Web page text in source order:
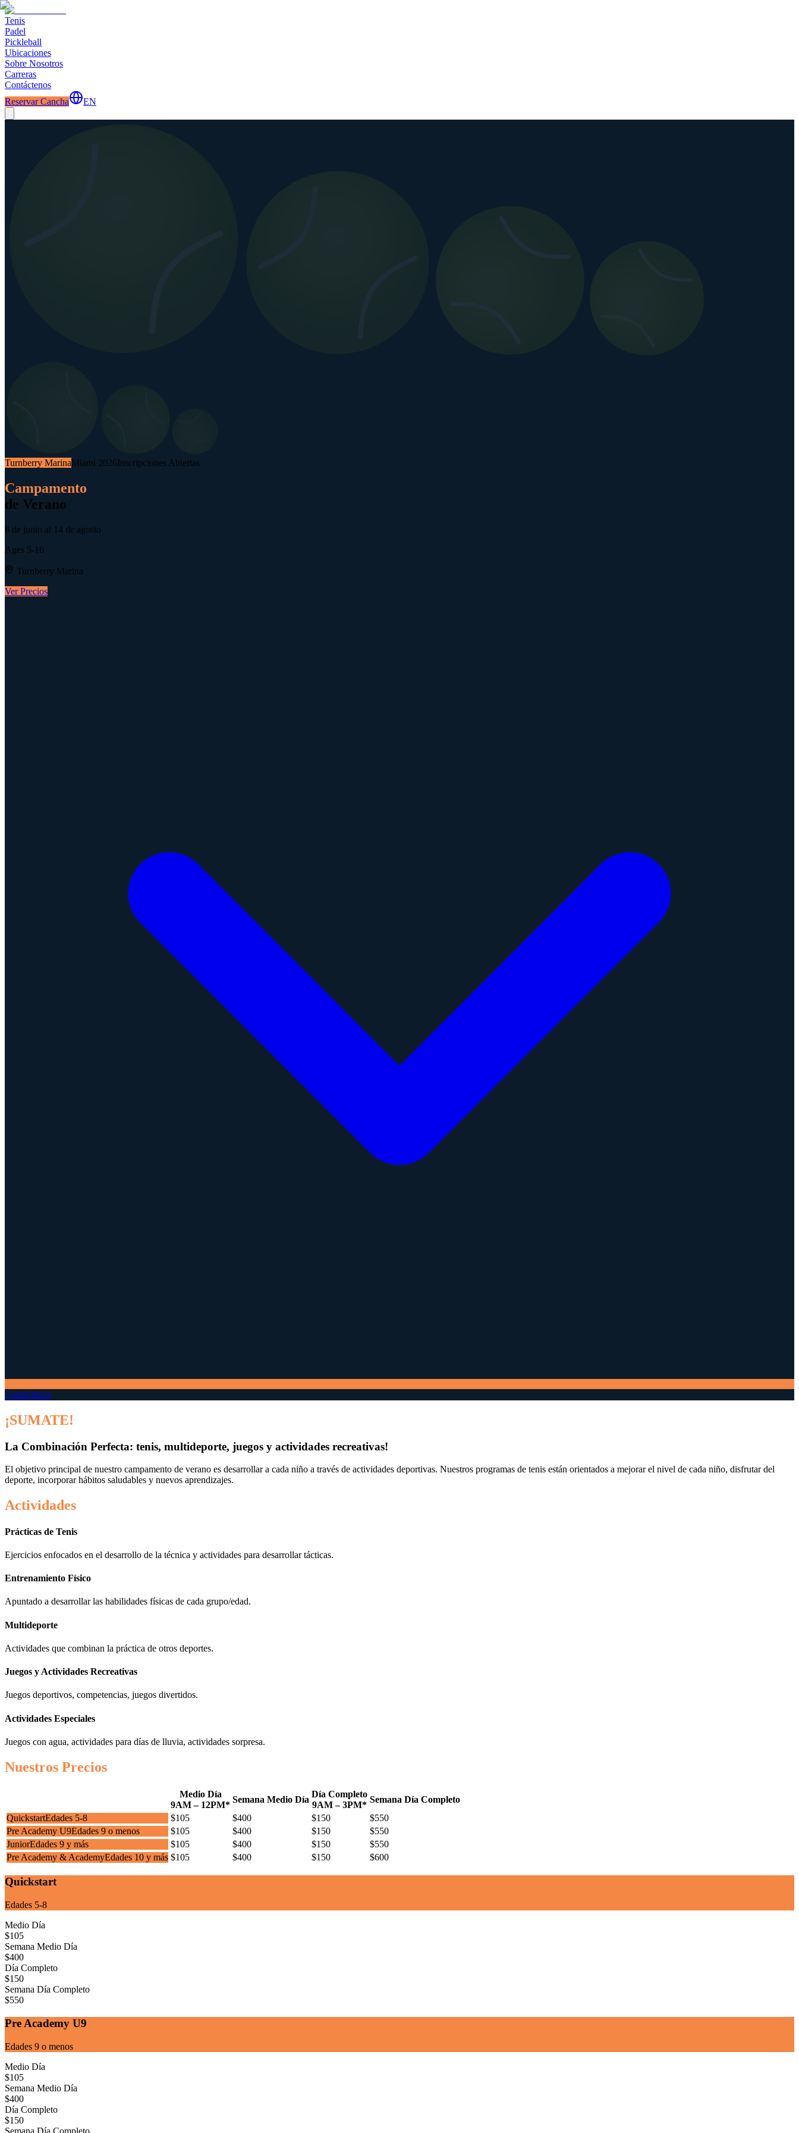
Tenis
Padel
Pickleball
Ubicaciones
Sobre Nosotros
Carreras
Contáctenos
Reservar Cancha
EN
Turnberry MarinaMiami 2026Inscripciones Abiertas
Campamento
de Verano
8 de junio al 14 de agosto
Ages 5-16
Turnberry Marina
Ver Precios
Contáctenos
¡SUMATE!
La Combinación Perfecta: tenis, multideporte, juegos y actividades recreativas!
El objetivo principal de nuestro campamento de verano es desarrollar a cada niño a través de actividades deportivas. Nuestros programas de tenis están orientados a mejorar el nivel de cada niño, disfrutar del
deporte, incorporar hábitos saludables y nuevos aprendizajes.
Actividades
Prácticas de Tenis
Ejercicios enfocados en el desarrollo de la técnica y actividades para desarrollar tácticas.
Entrenamiento Físico
Apuntado a desarrollar las habilidades físicas de cada grupo/edad.
Multideporte
Actividades que combinan la práctica de otros deportes.
Juegos y Actividades Recreativas
Juegos deportivos, competencias, juegos divertidos.
Actividades Especiales
Juegos con agua, actividades para días de lluvia, actividades sorpresa.
Nuestros Precios
Medio Día
9AM – 12PM*
Semana Medio Día
Día Completo
9AM – 3PM*
Semana Día Completo
QuickstartEdades 5-8 $105 $400 $150 $550
Pre Academy U9Edades 9 o menos $105 $400 $150 $550
JuniorEdades 9 y más $105 $400 $150 $550
Pre Academy & AcademyEdades 10 y más $105 $400 $150 $600
Quickstart
Edades 5-8
Medio Día
$105
Semana Medio Día
$400
Día Completo
$150
Semana Día Completo
$550
Pre Academy U9
Edades 9 o menos
Medio Día
$105
Semana Medio Día
$400
Día Completo
$150
Semana Día Completo